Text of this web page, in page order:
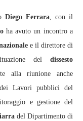
Diego Ferrara, con il
ha avuto un incontro a
e il direttore di
deldissesto
alla riunione anche
Lavori pubblici del
e gestione del
del Dipartimento di